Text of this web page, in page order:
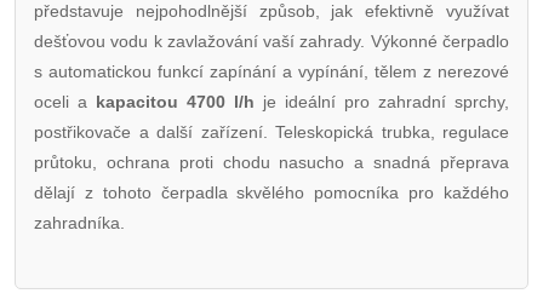
představuje nejpohodlnější způsob, jak efektivně využívat
dešťovou vodu k zavlažování vaší zahrady. Výkonné čerpadlo
s automatickou funkcí zapínání a vypínání, tělem z nerezové
oceli a kapacitou 4700 l/h je ideální pro zahradní sprchy,
postřikovače a další zařízení. Teleskopická trubka, regulace
průtoku, ochrana proti chodu nasucho a snadná přeprava
dělají z tohoto čerpadla skvělého pomocníka pro každého
zahradníka.